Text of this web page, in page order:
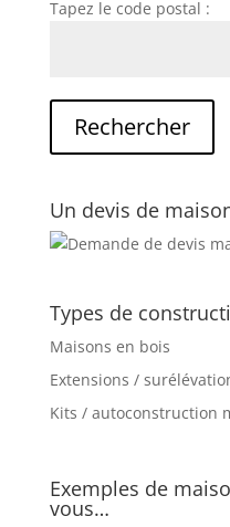
Tapez le code postal :
Un devis de
Types de
Maisons en bois
Extensions /
Kits / autoconstruction
Exemples de
vous…